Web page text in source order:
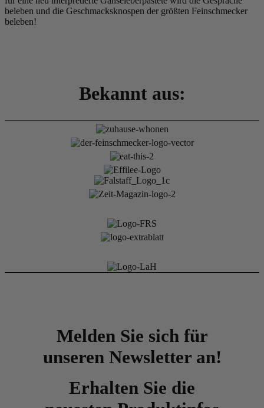
beleben und die Geschmacksknospen der größten Feinschmecker
beleben!
Bekannt aus:
Melden Sie sich für
unseren Newsletter an!
Erhalten Sie die